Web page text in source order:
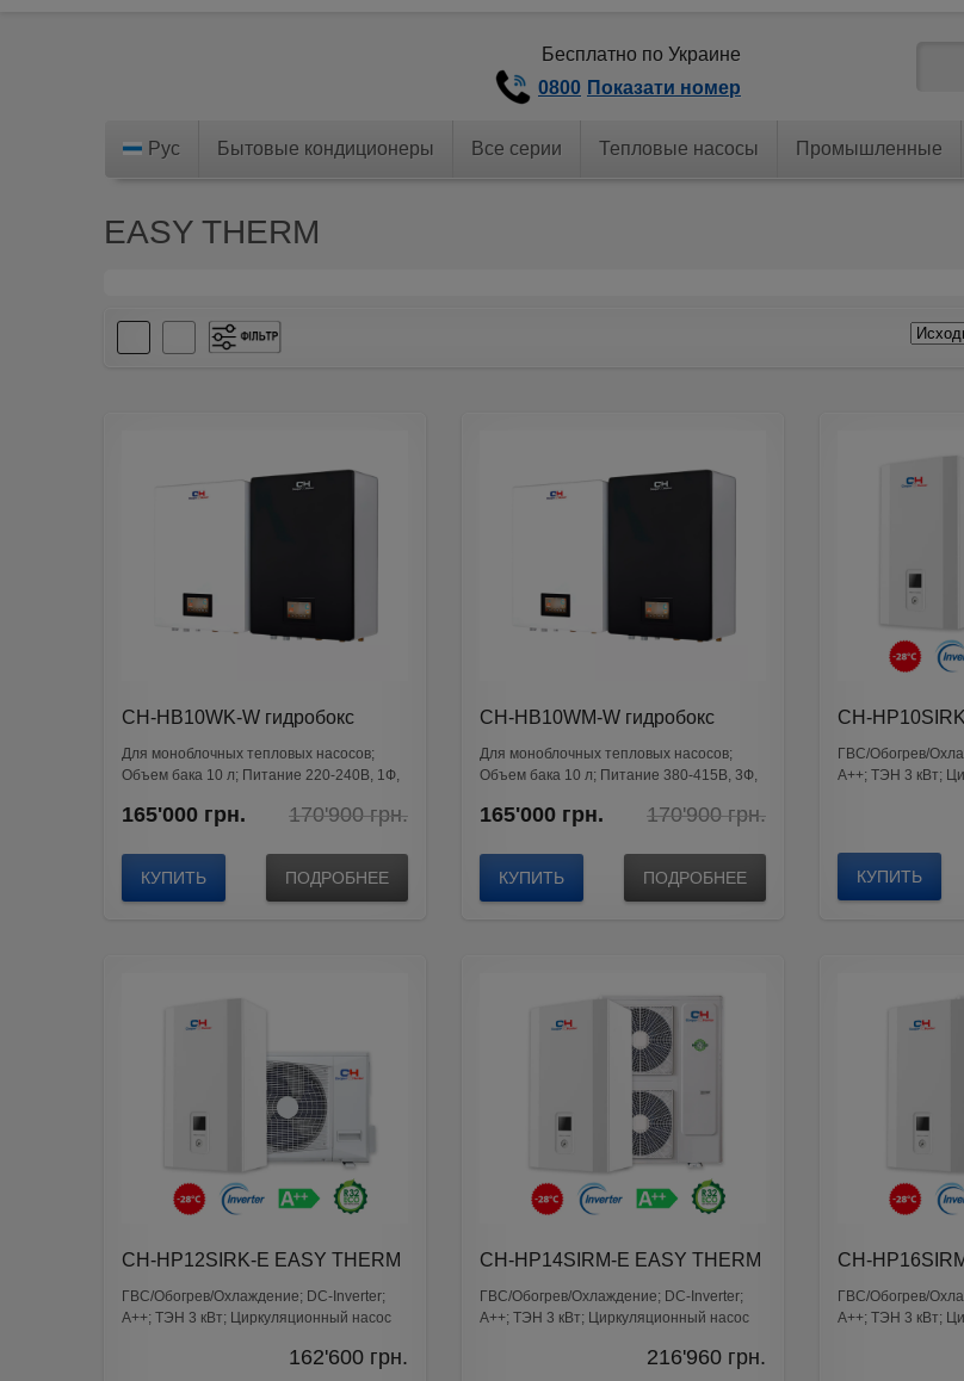
Бесплатно по Украине
0800 Показати номер
Рус Бытовые кондиционеры Все серии Тепловые насосы Промышленные
EASY THERM
25 м²(31)
35 м² (34)
от 65м²(52)
CH-HB10WK-W гидробокс
WATER KIT
Для моноблочных тепловых насосов;
Объем бака 10 л; Питание 220-240В, 1Ф,
170'900грн.Original
was:
грн..
165'000 грн.
Current
is:
грн..
КУПИТЬ ПОДРОБНЕЕ
CH-HB10WM-W гидробокс
WATER KIT
Для моноблочных тепловых насосов;
Объем бака 10 л; Питание 380-415В, 3Ф,
170'900грн.Original
was:
грн..
165'000 грн.
Current
is:
грн..
КУПИТЬ ПОДРОБНЕЕ
CH-
ГВС/Обогрев/
A++; ТЭН 3 кВт;
КУПИТЬ
CH-HP12SIRK-E EASY THERM
ГВС/Обогрев/Охлаждение; DС-Inverter;
A++; ТЭН 3 кВт; Циркуляционный насос
162'600 грн.
CH-HP14SIRM-E EASY THERM
ГВС/Обогрев/Охлаждение; DС-Inverter;
A++; ТЭН 3 кВт; Циркуляционный насос
216'960 грн.
CH-
ГВС/Обогрев/
A++; ТЭН 3 кВт;